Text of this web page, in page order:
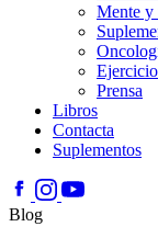
Mente y
Ejercicio
Prensa
Libros
Contacta
Suplementos
Blog